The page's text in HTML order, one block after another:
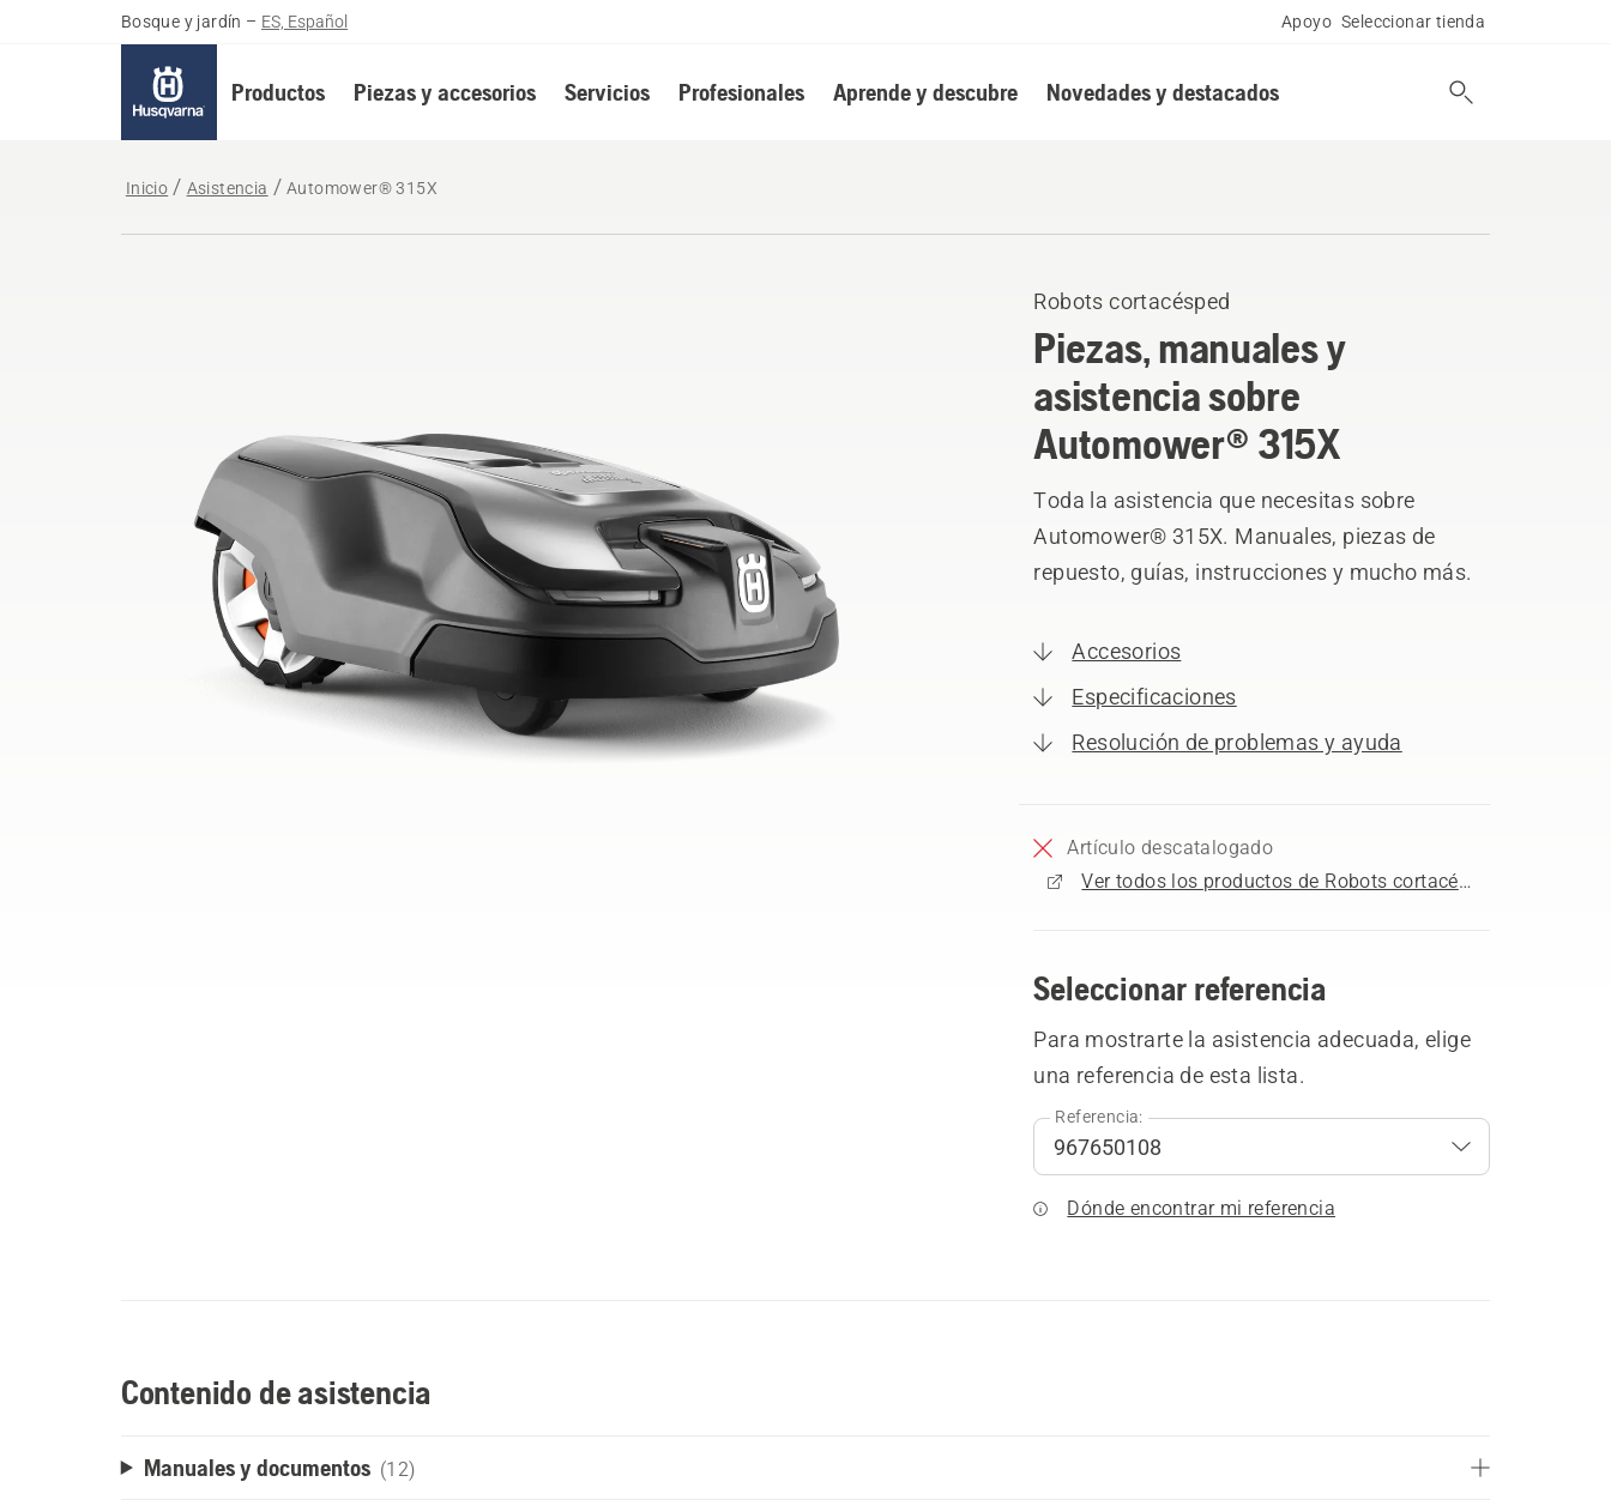
Bosque y jardín – ES, Español Apoyo Seleccionar tienda
Productos Piezas y accesorios Servicios Profesionales Aprende y descubre Novedades y destacados
Inicio Asistencia Automower® 315X
Robots cortacésped
Piezas, manuales y
asistencia sobre
Automower® 315X
Toda la asistencia que necesitas sobre
Automower® 315X. Manuales, piezas de
repuesto, guías, instrucciones y mucho más.
Accesorios
Especificaciones
Resolución de problemas y ayuda
Artículo descatalogado
Ver todos los productos de Robots cortacésped a la venta
Seleccionar referencia
Para mostrarte la asistencia adecuada, elige
una referencia de esta lista.
Referencia:
Dónde encontrar mi referencia
Contenido de asistencia
Manuales y documentos (12)